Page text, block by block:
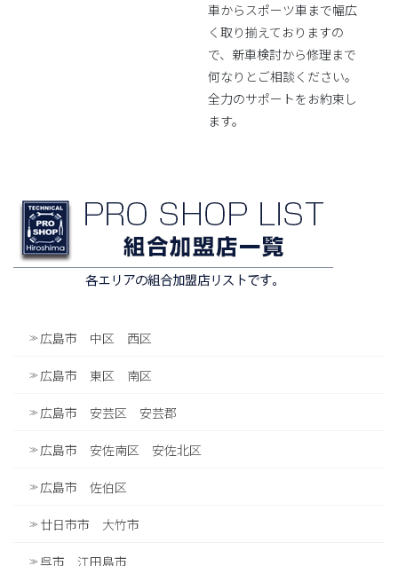
車からスポーツ車まで幅広
く取り揃えておりますの
で、新車検討から修理まで
何なりとご相談ください。
全力のサポートをお約束し
ます。
広島市 中区 西区
広島市 東区 南区
広島市 安芸区 安芸郡
広島市 安佐南区 安佐北区
広島市 佐伯区
廿日市市 大竹市
呉市 江田島市